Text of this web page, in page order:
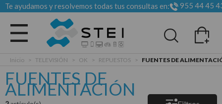
Te ayudamos y resolvemos todas tus consultas en: 955 44 45
Todas las categorias
Inicio > TELEVISIÓN > OK > REPUESTOS > FUENTES DE
FUENTES DE
ALIMENTACIÓN